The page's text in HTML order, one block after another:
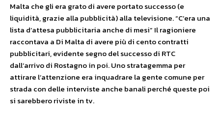
Malta che gli era grato di avere portato successo (e
liquidità, grazie alla pubblicità) alla televisione. “C’era una
lista d’attesa pubblicitaria anche di mesi” Il ragioniere
raccontava a Di Malta di avere più di cento contratti
pubblicitari, evidente segno del successo di RTC
dall’arrivo di Rostagno in poi. Uno stratagemma per
attirare l’attenzione era inquadrare la gente comune per
strada con delle interviste anche banali perché queste poi
si sarebbero riviste in tv.